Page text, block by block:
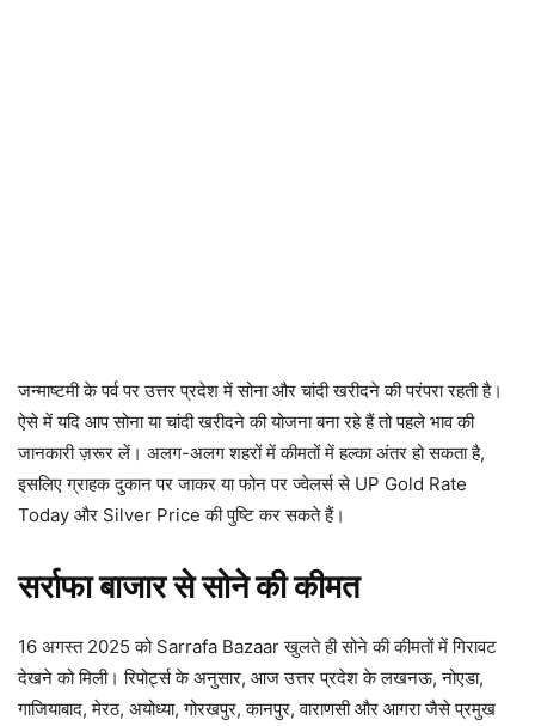
जन्माष्टमी के पर्व पर उत्तर प्रदेश में सोना और चांदी खरीदने की परंपरा रहती है।
ऐसे में यदि आप सोना या चांदी खरीदने की योजना बना रहे हैं तो पहले भाव की
जानकारी ज़रूर लें। अलग-अलग शहरों में कीमतों में हल्का अंतर हो सकता है,
इसलिए ग्राहक दुकान पर जाकर या फोन पर ज्वेलर्स से UP Gold Rate
Today और Silver Price की पुष्टि कर सकते हैं।
सर्राफा बाजार से सोने की कीमत
16 अगस्त 2025 को Sarrafa Bazaar खुलते ही सोने की कीमतों में गिरावट
देखने को मिली। रिपोर्ट्स के अनुसार, आज उत्तर प्रदेश के लखनऊ, नोएडा,
गाजियाबाद, मेरठ, अयोध्या, गोरखपुर, कानपुर, वाराणसी और आगरा जैसे प्रमुख